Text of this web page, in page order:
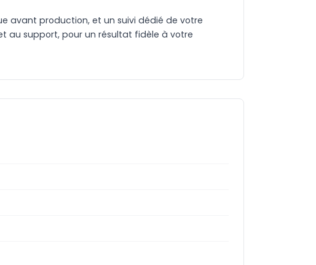
avant production, et un suivi dédié de votre
au support, pour un résultat fidèle à votre